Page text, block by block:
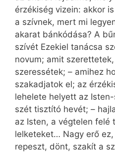
érzékiség vizein: akkor
a szívnek, mert mi
akarat bánkódása? A
szívét Ezekiel tanácsa
novum; amit
szeressétek; – amihez
szakadjatok el; az
lehelete helyett az
szét tisztító hevét; –
az Isten, a végtelen felé
lelketeket… Nagy erő
repeszt, dönt, szakít a